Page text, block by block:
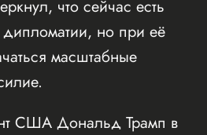
что сейчас есть
но при её
масштабные
США Дональд Трамп в